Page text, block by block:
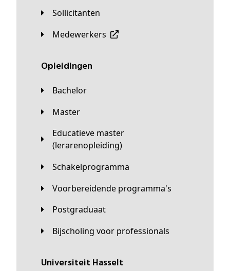
Sollicitanten
Medewerkers
Opleidingen
Bachelor
Master
Educatieve master
(lerarenopleiding)
Schakelprogramma
Voorbereidende programma's
Postgraduaat
Bijscholing voor professionals
universiteit Hasselt